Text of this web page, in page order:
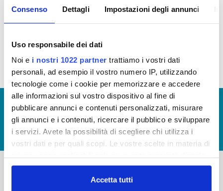
Consenso Dettagli Impostazioni degli annunci
Uso responsabile dei dati
Noi e i nostri 1022 partner trattiamo i vostri dati
personali, ad esempio il vostro numero IP, utilizzando
tecnologie come i cookie per memorizzare e accedere
alle informazioni sul vostro dispositivo al fine di
pubblicare annunci e contenuti personalizzati, misurare
gli annunci e i contenuti, ricercare il pubblico e sviluppare
i servizi. Avete la possibilità di scegliere chi utilizza i
vostri dati e per quali scopi. Le vostre scelte in materia di
in cui avete effettuato le vostre scelte. È possibile
modificare o revocare il proprio consenso in qualsiasi
Accetta tutti
In questa sezione puoi trovare il programma degli
interventi di Publiacqua 2016 - 2021 (visualizza
documentazione)
Tale programma è soggetto a revisioni nel 2020
© Copyright 2017 - 2026
GLOSSARIO
GIUDICA IL SERVIZIO
LAVORA CON NOI
-